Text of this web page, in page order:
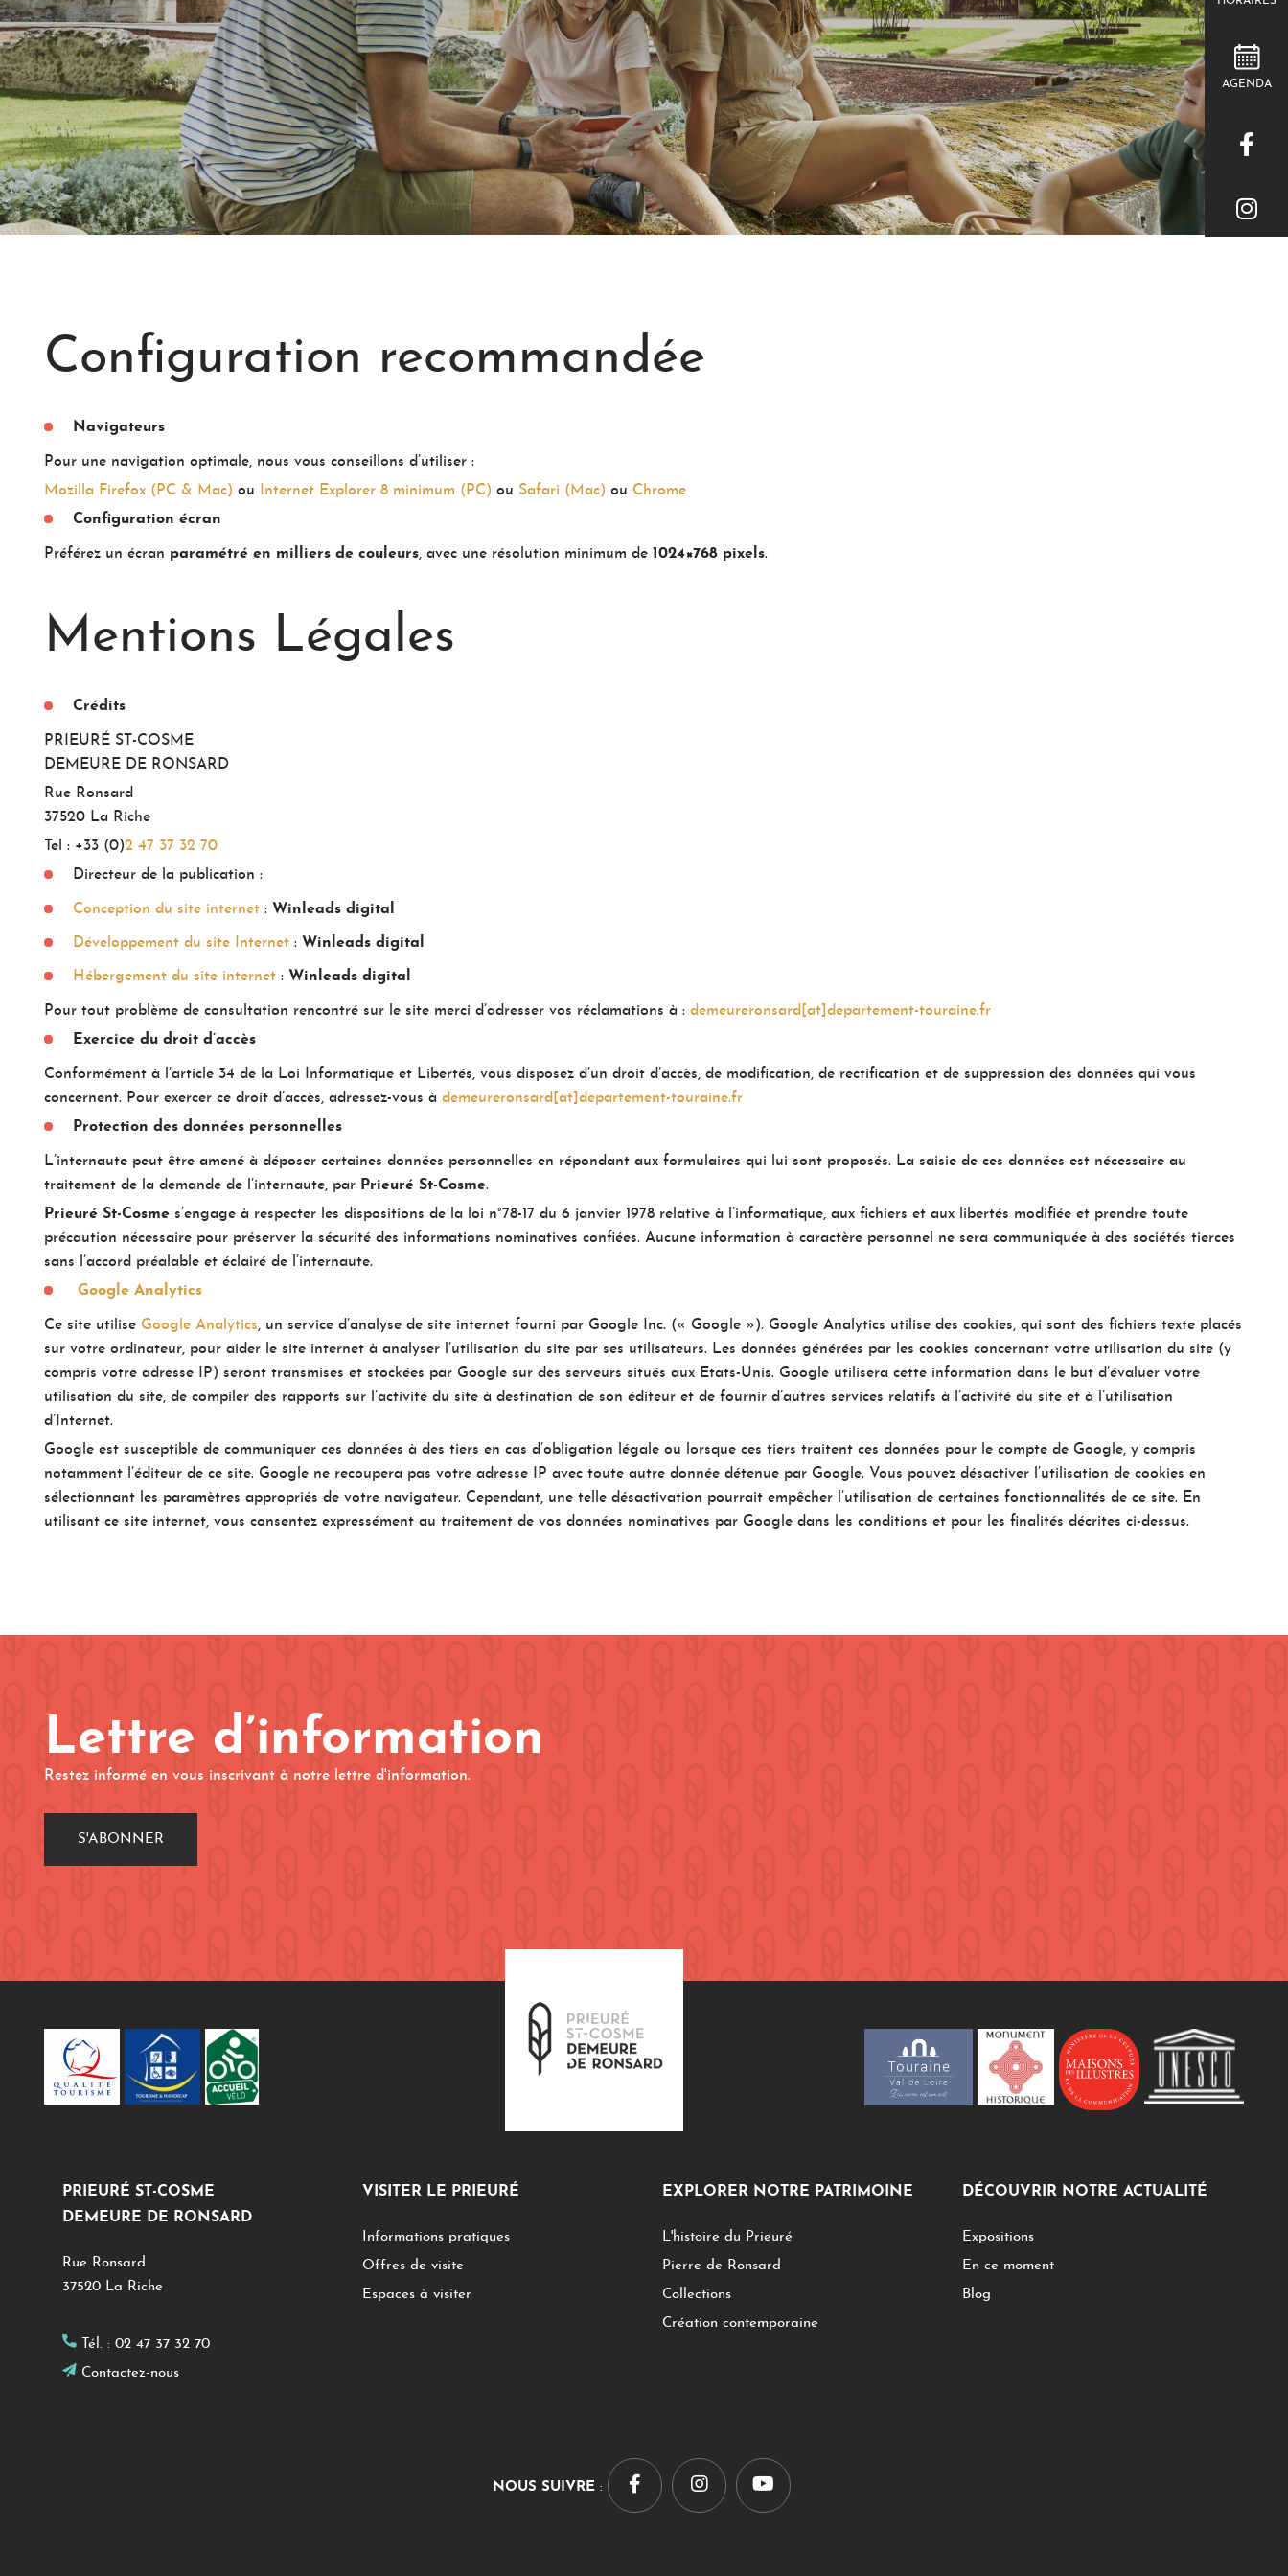
AGENDA
Configuration recommandée
Navigateurs
Pour une navigation optimale, nous vous conseillons d’utiliser :
Mozilla Firefox (PC & Mac) ou Internet Explorer 8 minimum (PC) ou Safari (Mac) ou Chrome
Configuration écran
Préférez un écran paramétré en milliers de couleurs, avec une résolution minimum de 1024×768 pixels.
Mentions Légales
Crédits
PRIEURÉ ST-COSME
DEMEURE DE RONSARD
Rue Ronsard
37520 La Riche
Tel : +33 (0)2 47 37 32 70
Directeur de la publication :
Conception du site internet : Winleads digital
Développement du site Internet : Winleads digital
Hébergement du site internet : Winleads digital
Pour tout problème de consultation rencontré sur le site merci d’adresser vos réclamations à : demeureronsard[at]departement-touraine.fr
Exercice du droit d’accès
Conformément à l’article 34 de la Loi Informatique et Libertés, vous disposez d’un droit d’accès, de modification, de rectification et de suppression des données qui vous
concernent. Pour exercer ce droit d’accès, adressez-vous à demeureronsard[at]departement-touraine.fr
Protection des données personnelles
L’internaute peut être amené à déposer certaines données personnelles en répondant aux formulaires qui lui sont proposés. La saisie de ces données est nécessaire au
traitement de la demande de l’internaute, par Prieuré St-Cosme.
Prieuré St-Cosme s’engage à respecter les dispositions de la loi n°78-17 du 6 janvier 1978 relative à l’informatique, aux fichiers et aux libertés modifiée et prendre toute
précaution nécessaire pour préserver la sécurité des informations nominatives confiées. Aucune information à caractère personnel ne sera communiquée à des sociétés tierces
sans l’accord préalable et éclairé de l’internaute.
Google Analytics
Ce site utilise Google Analytics, un service d’analyse de site internet fourni par Google Inc. (« Google »). Google Analytics utilise des cookies, qui sont des fichiers texte placés
sur votre ordinateur, pour aider le site internet à analyser l’utilisation du site par ses utilisateurs. Les données générées par les cookies concernant votre utilisation du site (y
compris votre adresse IP) seront transmises et stockées par Google sur des serveurs situés aux Etats-Unis. Google utilisera cette information dans le but d’évaluer votre
utilisation du site, de compiler des rapports sur l’activité du site à destination de son éditeur et de fournir d’autres services relatifs à l’activité du site et à l’utilisation
d’Internet.
Google est susceptible de communiquer ces données à des tiers en cas d’obligation légale ou lorsque ces tiers traitent ces données pour le compte de Google, y compris
notamment l’éditeur de ce site. Google ne recoupera pas votre adresse IP avec toute autre donnée détenue par Google. Vous pouvez désactiver l’utilisation de cookies en
sélectionnant les paramètres appropriés de votre navigateur. Cependant, une telle désactivation pourrait empêcher l’utilisation de certaines fonctionnalités de ce site. En
utilisant ce site internet, vous consentez expressément au traitement de vos données nominatives par Google dans les conditions et pour les finalités décrites ci-dessus.
Lettre d’information
Restez informé en vous inscrivant à notre lettre d'information.
S'ABONNER
PRIEURÉ ST-COSME
DEMEURE DE RONSARD
Rue Ronsard
37520 La Riche
Tél. : 02 47 37 32 70
Contactez-nous
VISITER LE PRIEURÉ
Informations pratiques
Offres de visite
Espaces à visiter
EXPLORER NOTRE PATRIMOINE
L'histoire du Prieuré
Pierre de Ronsard
Collections
Création contemporaine
DÉCOUVRIR NOTRE ACTUALITÉ
Expositions
En ce moment
Blog
NOUS SUIVRE :